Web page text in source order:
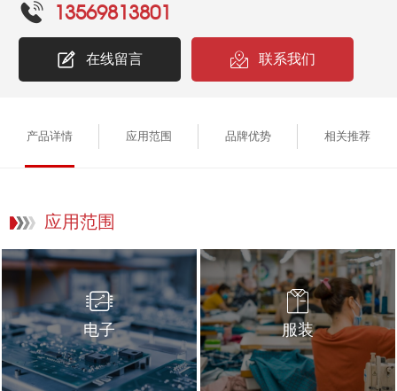
13569813801
在线留言 联系我们
产品详情 应用范围 品牌优势 相关推荐
应用范围
电子 服装